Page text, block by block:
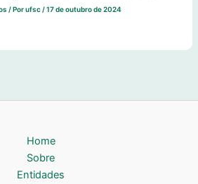
/ Porufsc/17 de outubro de 2024
Home
Sobre
Entidades